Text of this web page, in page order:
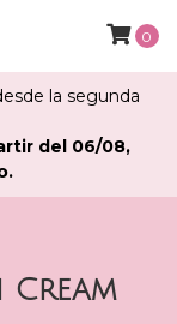
la segunda
del 06/08,
0